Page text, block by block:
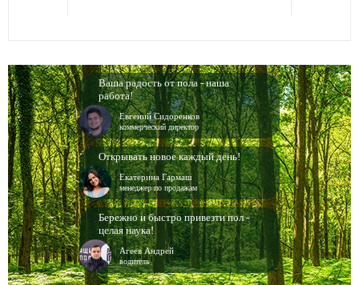
Ваша радость от пола - наша
работа!
Евгений Сидоренков
коммерческий директор
Открывать новое каждый день!
Екатерина Гармаш
менеджер по продажам
Бережно и быстро привезти пол -
целая наука!
Агеев Андрей
водитель